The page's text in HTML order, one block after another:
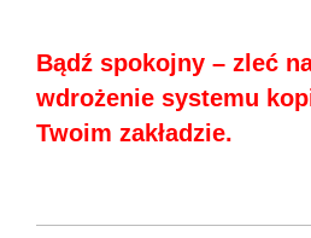
Bądź spokojny – zleć
wdrożenie systemu
Twoim zakładzie.